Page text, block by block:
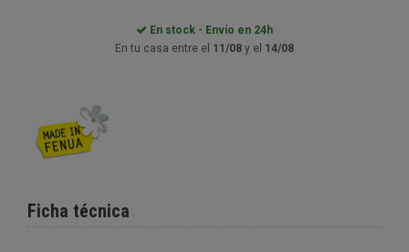
En stock - Envío en 24h
En tu casa entre el 11/08 y el 14/08
Ficha técnica